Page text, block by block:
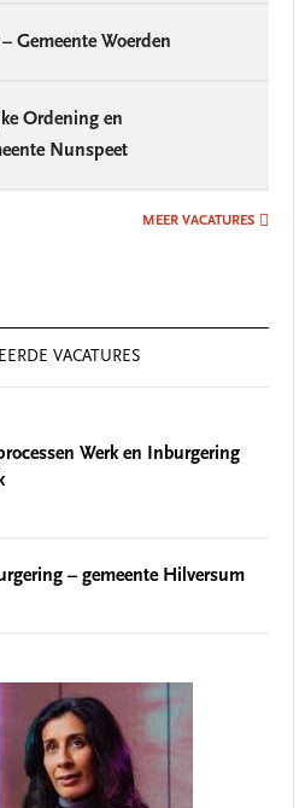
Gemeente Woerden
Ordening en
Nunspeet
MEER VACATURES
VACATURES
Werk en Inburgering
– gemeente Hilversum